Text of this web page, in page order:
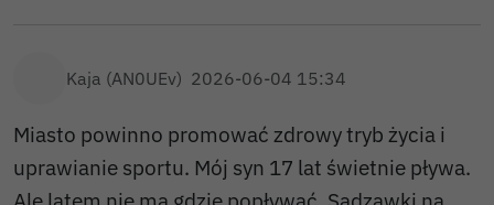
Kaja (AN0UEv) 2026-06-04 15:34
Miasto powinno promować zdrowy tryb życia i
uprawianie sportu. Mój syn 17 lat świetnie pływa.